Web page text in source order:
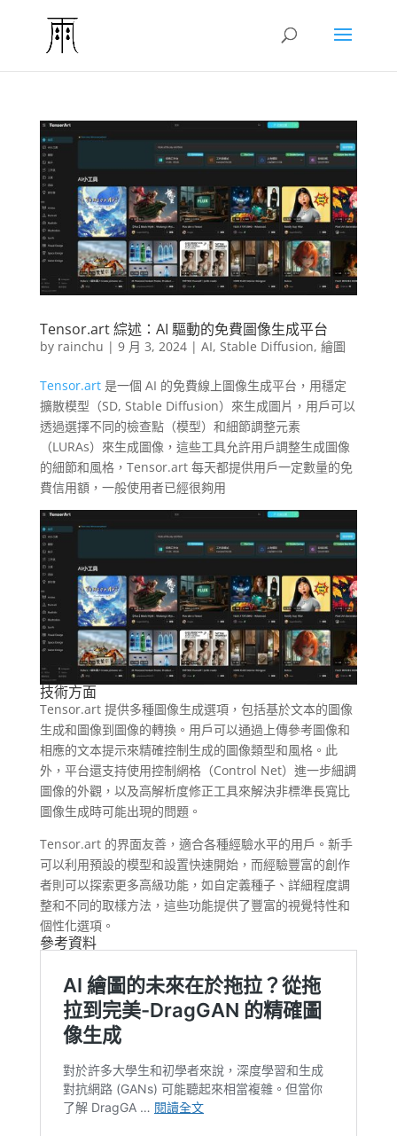
Tensor.art 綜述：AI 驅動的免費圖像生成平台
by rainchu | 9 月 3, 2024| AI, Stable Diffusion, 繪圖
Tensor.art是一個 AI 的免費線上圖像生成平台，用穩定
擴散模型（SD, Stable Diffusion）來生成圖片，用戶可以
透過選擇不同的檢查點（模型）和細節調整元素
（LURAs）來生成圖像，這些工具允許用戶調整生成圖像
的細節和風格，Tensor.art 每天都提供用戶一定數量的免
費信用額，一般使用者已經很夠用
技術方面
Tensor.art 提供多種圖像生成選項，包括基於文本的圖像
生成和圖像到圖像的轉換。用戶可以通過上傳參考圖像和
相應的文本提示來精確控制生成的圖像類型和風格​。此
外，平台還支持使用控制網格（Control Net）進一步細調
圖像的外觀，以及高解析度修正工具來解決非標準長寬比
圖像生成時可能出現的問題​。
Tensor.art 的界面友善，適合各種經驗水平的用戶。新手
可以利用預設的模型和設置快速開始，而經驗豐富的創作
者則可以探索更多高級功能，如自定義種子、詳細程度調
整和不同的取樣方法，這些功能提供了豐富的視覺特性和
個性化選項​。
參考資料